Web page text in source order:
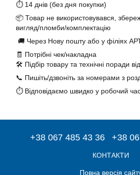
⏱️ 14 днів (без дня покупки)
📦 Товар не використовувався,
вигляд/пломби/комплектацію
🚚 Через Нову пошту або у філіях
🧾 Потрібні чек/накладна
🛠️ Підбір товару та технічні поради
📞 Пишіть/дзвоніть за номерами з
⏱️ Відповідаємо швидко у робочий
+38 067 485 43 36 +38
КОНТАКТИ
Повна версія